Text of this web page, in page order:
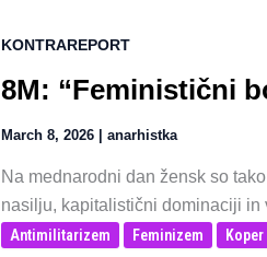
KONTRAREPORT
8M: “Feministični
March 8, 2026 anarhistka
Na mednarodni dan žensk so
nasilju, kapitalistični dominaciji in
Antimilitarizem Feminizem Koper